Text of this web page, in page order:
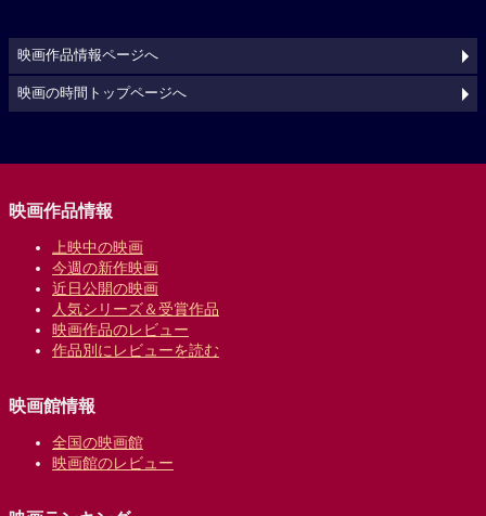
映画作品情報ページへ
映画の時間トップページへ
映画作品情報
上映中の映画
今週の新作映画
近日公開の映画
人気シリーズ＆受賞作品
映画作品のレビュー
作品別にレビューを読む
映画館情報
全国の映画館
映画館のレビュー